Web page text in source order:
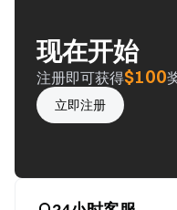
现在开始
注册即可获得$100
立即注册